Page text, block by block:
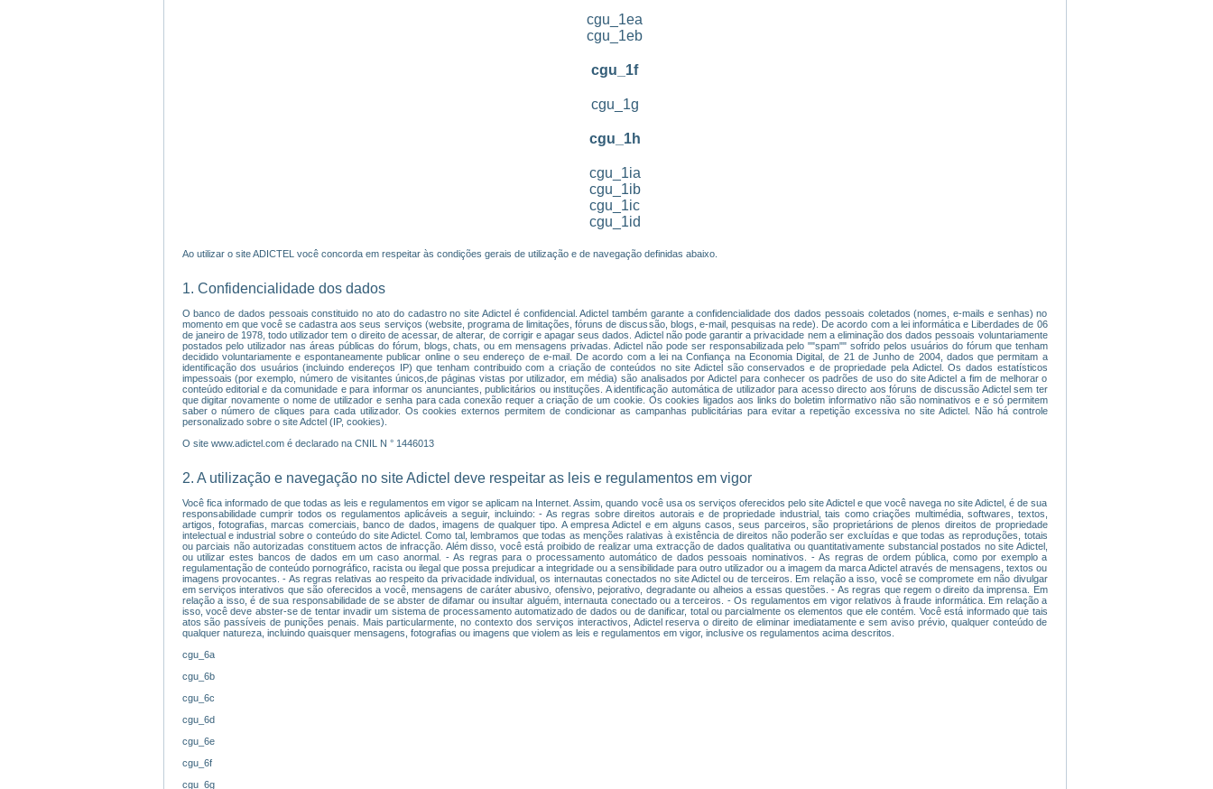
cgu_1ea
cgu_1eb
cgu_1f
cgu_1g
cgu_1h
cgu_1ia
cgu_1ib
cgu_1ic
cgu_1id
Ao utilizar o site ADICTEL você concorda em respeitar às condições gerais de utilização e de navegação definidas abaixo.
1. Confidencialidade dos dados
O banco de dados pessoais constituido no ato do cadastro no site Adictel é confidencial. Adictel também garante a confidencialidade dos dados pessoais coletados (nomes, e-mails e senhas) no
momento em que você se cadastra aos seus serviços (website, programa de limitações, fóruns de discussão, blogs, e-mail, pesquisas na rede). De acordo com a lei informática e Liberdades de 06
de janeiro de 1978, todo utilizador tem o direito de acessar, de alterar, de corrigir e apagar seus dados. Adictel não pode garantir a privacidade nem a eliminação dos dados pessoais voluntariamente
postados pelo utilizador nas áreas públicas do fórum, blogs, chats, ou em mensagens privadas. Adictel não pode ser responsabilizada pelo ""spam"" sofrido pelos usuários do fórum que tenham
decidido voluntariamente e espontaneamente publicar online o seu endereço de e-mail. De acordo com a lei na Confiança na Economia Digital, de 21 de Junho de 2004, dados que permitam a
identificação dos usuários (incluindo endereços IP) que tenham contribuido com a criação de conteúdos no site Adictel são conservados e de propriedade pela Adictel. Os dados estatísticos
impessoais (por exemplo, número de visitantes únicos,de páginas vistas por utilizador, em média) são analisados por Adictel para conhecer os padrões de uso do site Adictel a fim de melhorar o
conteúdo editorial e da comunidade e para informar os anunciantes, publicitários ou instituções. A identificação automática de utilizador para acesso directo aos fóruns de discussão Adictel sem ter
que digitar novamente o nome de utilizador e senha para cada conexão requer a criação de um cookie. Os cookies ligados aos links do boletim informativo não são nominativos e e só permitem
saber o número de cliques para cada utilizador. Os cookies externos permitem de condicionar as campanhas publicitárias para evitar a repetição excessiva no site Adictel. Não há controle
personalizado sobre o site Adctel (IP, cookies).
O site www.adictel.com é declarado na CNIL N ° 1446013
2. A utilização e navegação no site Adictel deve respeitar as leis e regulamentos em vigor
Você fica informado de que todas as leis e regulamentos em vigor se aplicam na Internet. Assim, quando você usa os serviços oferecidos pelo site Adictel e que você navega no site Adictel, é de sua
responsabilidade cumprir todos os regulamentos aplicáveis a seguir, incluindo: - As regras sobre direitos autorais e de propriedade industrial, tais como criações multimédia, softwares, textos,
artigos, fotografias, marcas comerciais, banco de dados, imagens de qualquer tipo. A empresa Adictel e em alguns casos, seus parceiros, são proprietárions de plenos direitos de propriedade
intelectual e industrial sobre o conteúdo do site Adictel. Como tal, lembramos que todas as menções ralativas à existência de direitos não poderão ser excluídas e que todas as reproduções, totais
ou parciais não autorizadas constituem actos de infracção. Além disso, você está proibido de realizar uma extracção de dados qualitativa ou quantitativamente substancial postados no site Adictel,
ou utilizar estes bancos de dados em um caso anormal. - As regras para o processamento automático de dados pessoais nominativos. - As regras de ordem pública, como por exemplo a
regulamentação de conteúdo pornográfico, racista ou ilegal que possa prejudicar a integridade ou a sensibilidade para outro utilizador ou a imagem da marca Adictel através de mensagens, textos ou
imagens provocantes. - As regras relativas ao respeito da privacidade individual, os internautas conectados no site Adictel ou de terceiros. Em relação a isso, você se compromete em não divulgar
em serviços interativos que são oferecidos a você, mensagens de caráter abusivo, ofensivo, pejorativo, degradante ou alheios a essas questões. - As regras que regem o direito da imprensa. Em
relação a isso, é de sua responsabilidade de se abster de difamar ou insultar alguém, internauta conectado ou a terceiros. - Os regulamentos em vigor relativos à fraude informática. Em relação a
isso, você deve abster-se de tentar invadir um sistema de processamento automatizado de dados ou de danificar, total ou parcialmente os elementos que ele contém. Você está informado que tais
atos são passíveis de punições penais. Mais particularmente, no contexto dos serviços interactivos, Adictel reserva o direito de eliminar imediatamente e sem aviso prévio, qualquer conteúdo de
qualquer natureza, incluindo quaisquer mensagens, fotografias ou imagens que violem as leis e regulamentos em vigor, inclusive os regulamentos acima descritos.
cgu_6a
cgu_6b
cgu_6c
cgu_6d
cgu_6e
cgu_6f
cgu_6g